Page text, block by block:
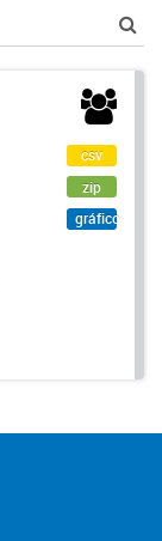
csv
zip
gráfico